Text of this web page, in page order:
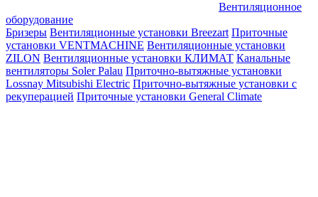
Вентиляционное
оборудование
Бризеры Вентиляционные установки Breezart Приточные
установки VENTMACHINE Вентиляционные установки
ZILON Вентиляционные установки КЛИМАТ Канальные
вентиляторы Soler Palau Приточно-вытяжные установки
Lossnay Mitsubishi Electric Приточно-вытяжные установки с
рекуперацией Приточные установки General Climate